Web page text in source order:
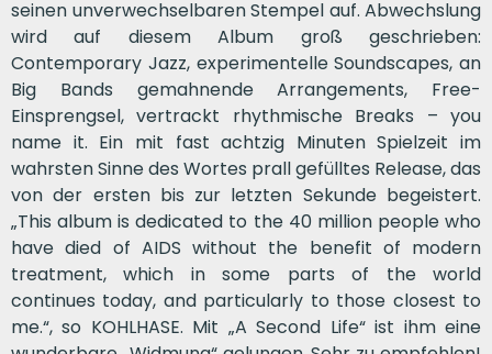
seinen unverwechselbaren Stempel auf. Abwechslung
wird auf diesem Album groß geschrieben:
Contemporary Jazz, experimentelle Soundscapes, an
Big Bands gemahnende Arrangements, Free-
Einsprengsel, vertrackt rhythmische Breaks – you
name it. Ein mit fast achtzig Minuten Spielzeit im
wahrsten Sinne des Wortes prall gefülltes Release, das
von der ersten bis zur letzten Sekunde begeistert.
„This album is dedicated to the 40 million people who
have died of AIDS without the benefit of modern
treatment, which in some parts of the world
continues today, and particularly to those closest to
me.“, so KOHLHASE. Mit „A Second Life“ ist ihm eine